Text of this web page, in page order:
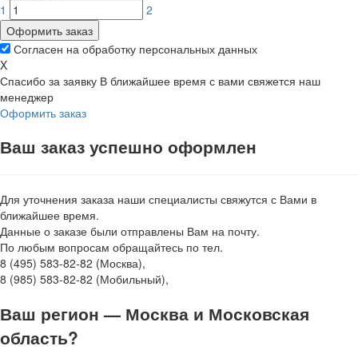
1
2
Оформить заказ
Согласен на обработку персональных данных
X
Спасибо за заявку В ближайшее время с вами свяжется наш
менеджер
Оформить заказ
Ваш заказ успешно оформлен
Для уточнения заказа наши специалисты свяжутся с Вами в
ближайшее время.
Данные о заказе были отправлены Вам на почту.
По любым вопросам обращайтесь по тел.
8 (495) 583-82-82 (Москва),
8 (985) 583-82-82 (Мобильный),
Ваш регион — Москва и Московская
область?